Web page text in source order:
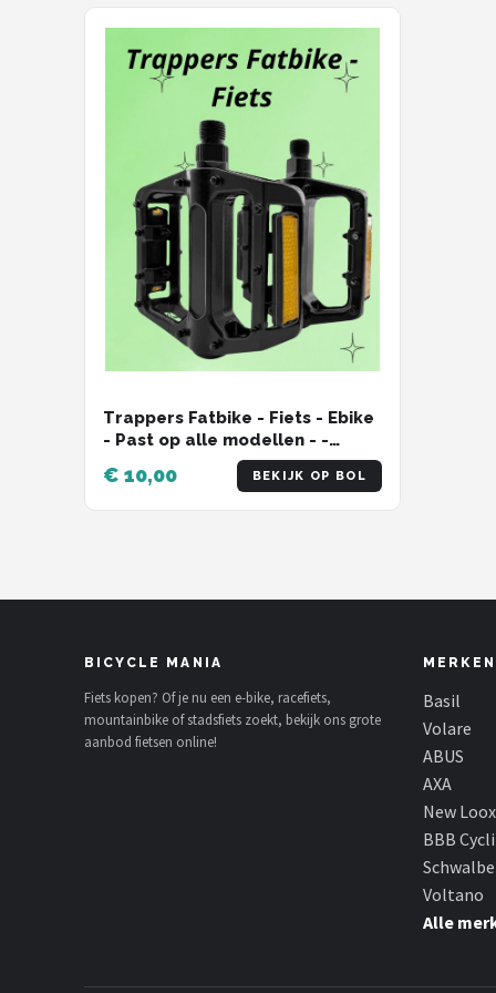
Trappers Fatbike - Fiets - Ebike
- Past op alle modellen - -
Fatbike - V8 - H9 - Ouxi
modellen - Qmwheel modellen -
V20 V30 - Pedal fatbike
€ 10,00 BEKIJK OP BOL
BICYCLE MANIA
Fiets kopen? Of je nu een e-bike, racefiets,
mountainbike of stadsfiets zoekt, bekijk ons grote
aanbod fietsen online!
MERKEN
Basil
Volare
ABUS
AXA
New
BBB
Schwalbe
Voltano
Alle